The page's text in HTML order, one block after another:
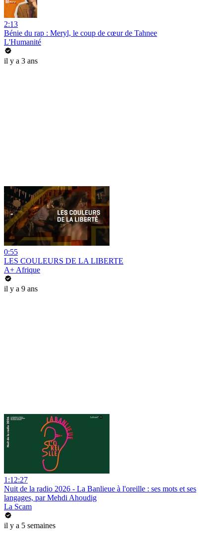
2:13
Bénie du rap : Meryl, le coup de cœur de Tahnee
L'Humanité
il y a 3 ans
0:55
LES COULEURS DE LA LIBERTE
A+ Afrique
il y a 9 ans
1:12:27
Nuit de la radio 2026 - La Banlieue à l'oreille : ses mots et ses
langages, par Mehdi Ahoudig
La Scam
il y a 5 semaines